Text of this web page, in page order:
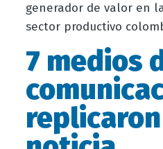
generador de valor en
sector productivo
7 medios